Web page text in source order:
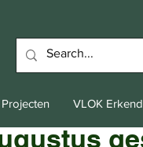
Projecten VLOK Erkend